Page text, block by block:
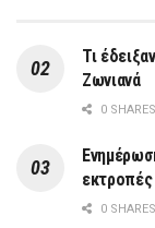
Τι
Ζωνιανά
0 SHARES
εκτροπές
0 SHARES